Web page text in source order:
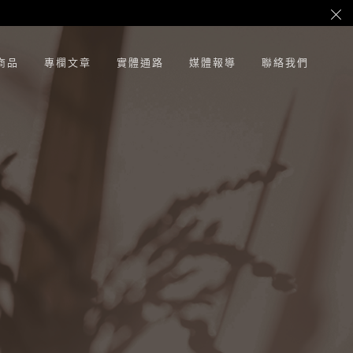
品 專欄文章 實體通路 媒體報導 聯絡我們